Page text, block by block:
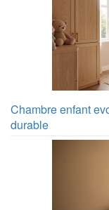
Chambre enfant
durable